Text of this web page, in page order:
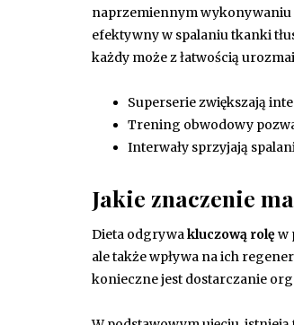
naprzemiennym wykonywaniu
efektywny w spalaniu tkanki
każdy może z łatwością
Superserie zwiększają
Trening obwodowy
Interwały sprzyjają
Jakie znaczenie
Dieta odgrywakluczową rolęw
ale także wpływa na ich
konieczne jest dostarczanie